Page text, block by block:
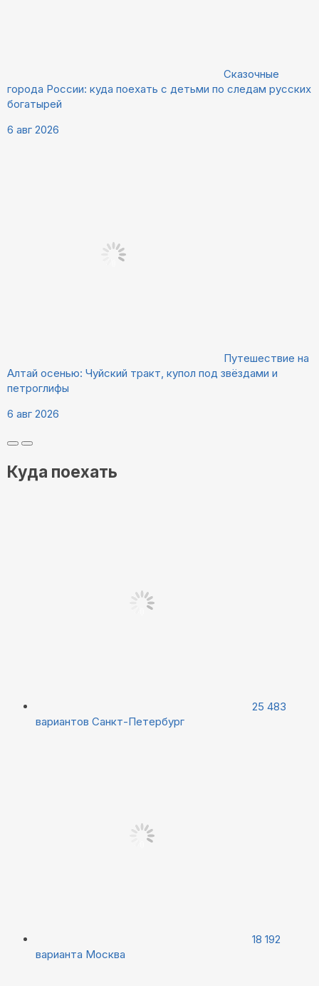
Сказочные
города России: куда поехать с детьми по следам русских
богатырей
6 авг 2026
Путешествие на
Алтай осенью: Чуйский тракт, купол под звёздами и
петроглифы
6 авг 2026
Куда поехать
25 483
вариантов Санкт-Петербург
18 192
варианта Москва